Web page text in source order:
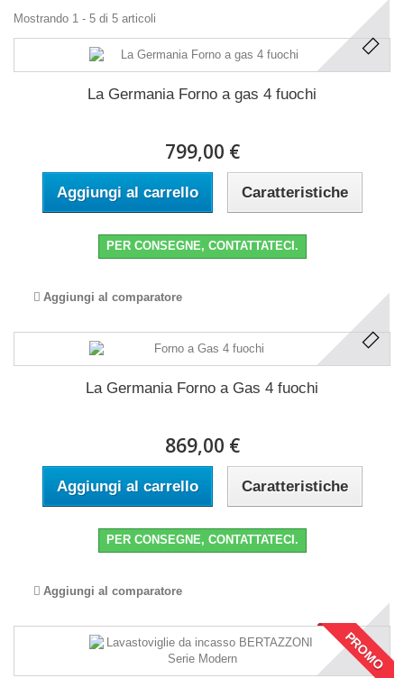
Mostrando 1 - 5 di 5 articoli
La Germania Forno a gas 4 fuochi
799,00 €
Aggiungi al carrello Caratteristiche
PER CONSEGNE, CONTATTATECI.
Aggiungi al comparatore
La Germania Forno a Gas 4 fuochi
869,00 €
Aggiungi al carrello Caratteristiche
PER CONSEGNE, CONTATTATECI.
Aggiungi al comparatore
PROMO